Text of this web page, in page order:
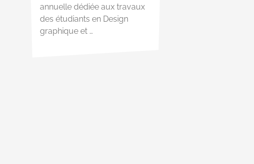
annuelle dédiée aux travaux
des étudiants en Design
graphique et …